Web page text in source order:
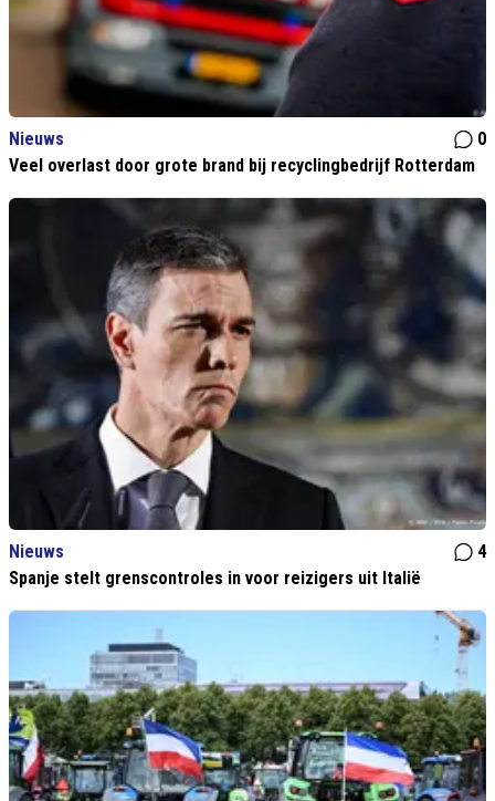
Nieuws
0
Veel overlast door grote brand bij recyclingbedrijf Rotterdam
Nieuws
4
Spanje stelt grenscontroles in voor reizigers uit Italië